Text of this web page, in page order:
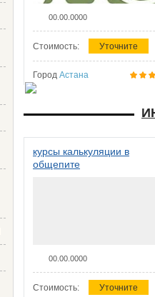
00.00.0000
Стоимость: Уточните
Город Астана
курсы калькуляции в
общепите
00.00.0000
Стоимость: Уточните